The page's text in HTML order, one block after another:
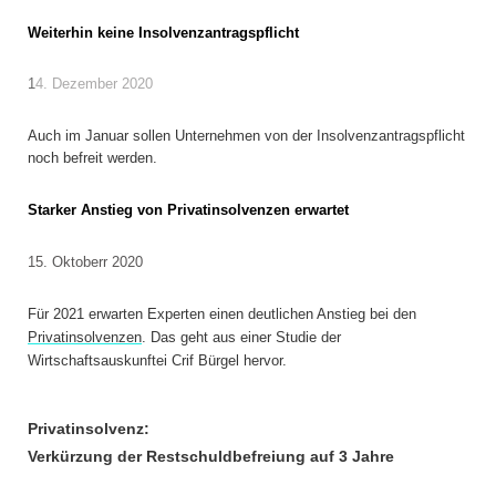
Weiterhin keine Insolvenzantragspflicht
14. Dezember 2020
Auch im Januar sollen Unternehmen von der Insolvenzantragspflicht
noch befreit werden.
Starker Anstieg von Privatinsolvenzen erwartet
15. Oktoberr 2020
Für 2021 erwarten Experten einen deutlichen Anstieg bei den
Privatinsolvenzen. Das geht aus einer Studie der
Wirtschaftsauskunftei Crif Bürgel hervor.
Privatinsolvenz:
Verkürzung der Restschuldbefreiung auf 3 Jahre